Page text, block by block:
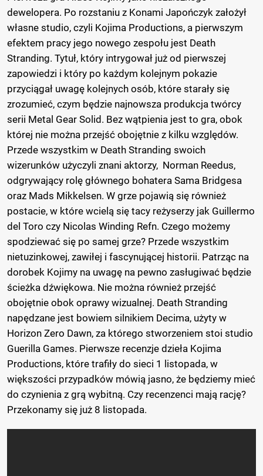
dewelopera. Po rozstaniu z Konami Japończyk założył
własne studio, czyli Kojima Productions, a pierwszym
efektem pracy jego nowego zespołu jest Death
Stranding. Tytuł, który intrygował już od pierwszej
zapowiedzi i który po każdym kolejnym pokazie
przyciągał uwagę kolejnych osób, które starały się
zrozumieć, czym będzie najnowsza produkcja twórcy
serii Metal Gear Solid. Bez wątpienia jest to gra, obok
której nie można przejść obojętnie z kilku względów.
Przede wszystkim w Death Stranding swoich
wizerunków użyczyli znani aktorzy, Norman Reedus,
odgrywający rolę głównego bohatera Sama Bridgesa
oraz Mads Mikkelsen. W grze pojawią się również
postacie, w które wcielą się tacy reżyserzy jak Guillermo
del Toro czy Nicolas Winding Refn. Czego możemy
spodziewać się po samej grze? Przede wszystkim
nietuzinkowej, zawiłej i fascynującej historii. Patrząc na
dorobek Kojimy na uwagę na pewno zasługiwać będzie
ścieżka dźwiękowa. Nie można również przejść
obojętnie obok oprawy wizualnej. Death Stranding
napędzane jest bowiem silnikiem Decima, użyty w
Horizon Zero Dawn, za którego stworzeniem stoi studio
Guerilla Games. Pierwsze recenzje dzieła Kojima
Productions, które trafiły do sieci 1 listopada, w
większości przypadków mówią jasno, że będziemy mieć
do czynienia z grą wybitną. Czy recenzenci mają rację?
Przekonamy się już 8 listopada.